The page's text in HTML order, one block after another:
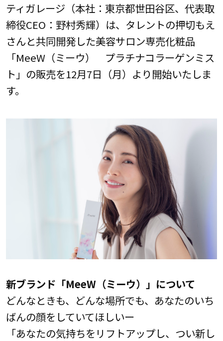
ティガレージ（本社：東京都世田谷区、代表取
締役CEO：野村秀輝）は、タレントの押切もえ
さんと共同開発した美容サロン専売化粧品
「MeeW（ミーウ） プラチナコラーゲンミス
ト」の販売を12月7日（月）より開始いたしま
す。
新ブランド「MeeW（ミーウ）」について
どんなときも、どんな場所でも、あなたのいち
ばんの顔をしていてほしいー
「あなたの気持ちをリフトアップし、つい新し